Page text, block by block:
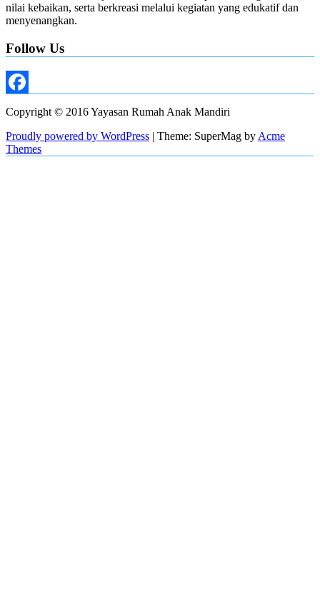
nilai kebaikan, serta berkreasi melalui kegiatan yang edukatif dan
menyenangkan.
Follow Us
Copyright © 2016 Yayasan Rumah Anak Mandiri
Proudly powered by WordPress | Theme: SuperMag by Acme
Themes